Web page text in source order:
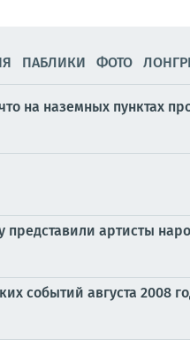
ПАБЛИКИ ФОТО
на наземных пунктах
артисты
событий августа 2008